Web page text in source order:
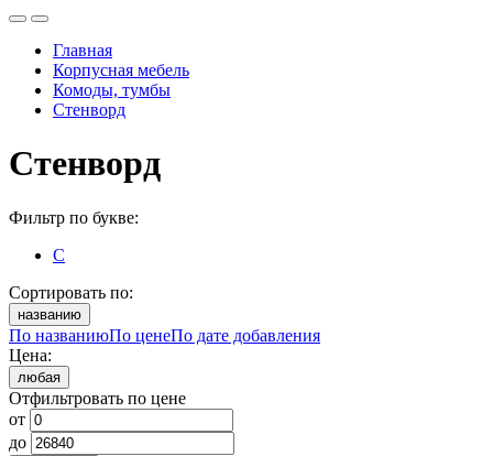
Главная
Корпусная мебель
Комоды, тумбы
Стенворд
Стенворд
Фильтр по букве:
С
Сортировать по:
названию
По названиюПо ценеПо дате добавления
Цена:
любая
Отфильтровать по цене
от
до